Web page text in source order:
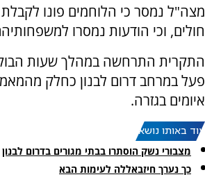
מצה"ל נמסר כי הלוחמים פונו לקבלת
חולים, וכי הודעות נמסרו
התקרית התרחשה במהלך שעות
פעל במרחב דרום לבנון כחלק
איומים בגזרה.
עוד באותו נושא:
מצבורי נשק הוסתרו בבתי מגורים בדרום לבנון
כך נערך חיזבאללה לעימות הבא